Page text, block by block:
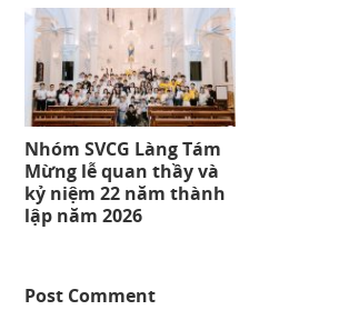
Nhóm SVCG Làng Tám
Mừng lễ quan thầy và
kỷ niệm 22 năm thành
lập năm 2026
Post Comment